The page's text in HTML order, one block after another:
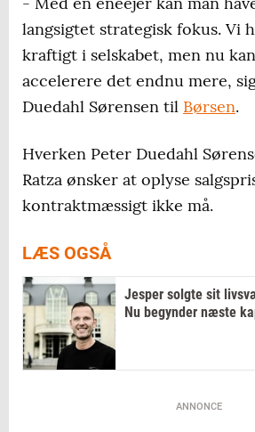
langsigtet strategisk fokus. Vi
kraftigt i selskabet, men nu
accelerere det endnu mere,
Duedahl Sørensen til Børsen.
Hverken Peter Duedahl
Ratza ønsker at oplyse
kontraktmæssigt ikke må.
LÆS OGSÅ
Jesper solgte sit
Nu begynder næste
ANNONCE